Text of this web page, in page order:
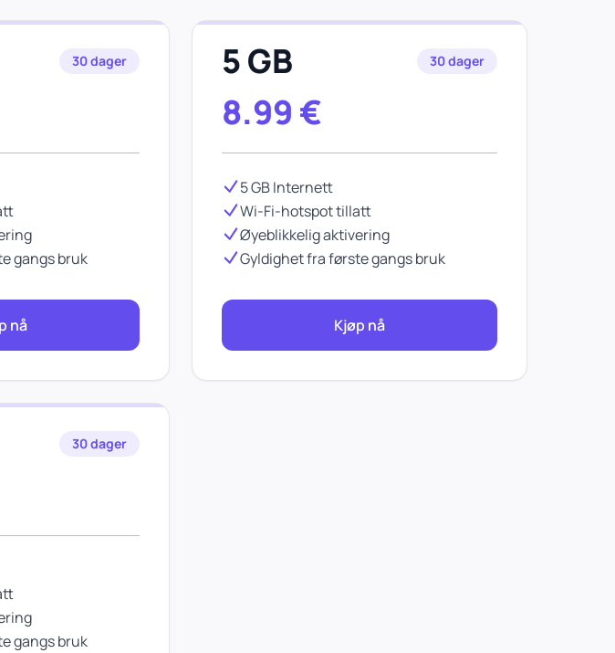
30 dager
gangs bruk
nå
5 GB 30 dager
8.99 €
5 GB Internett
Wi-Fi-hotspot tillatt
Øyeblikkelig aktivering
Gyldighet fra første gangs bruk
Kjøp nå
30 dager
gangs bruk